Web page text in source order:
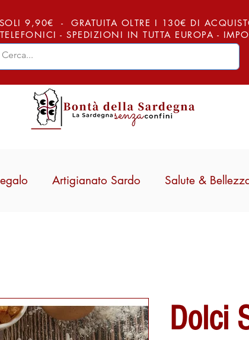
9,90€ - GRATUITA OLTRE I 130€ DI
- SPEDIZIONI IN TUTTA EUROPA -
Artigianato Sardo Salute &
Dolci